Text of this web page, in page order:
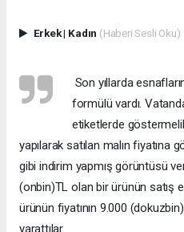
Erkek| Kadın (Haberi Sesli Oku)
Son yıllarda
formülü vardı.
etiketlerde
yapılarak satılan malın fiyatına
gibi indirim yapmış görüntüsü
(onbin)TL olan bir ürünün satış
ürünün fiyatının 9.000
yarattılar.